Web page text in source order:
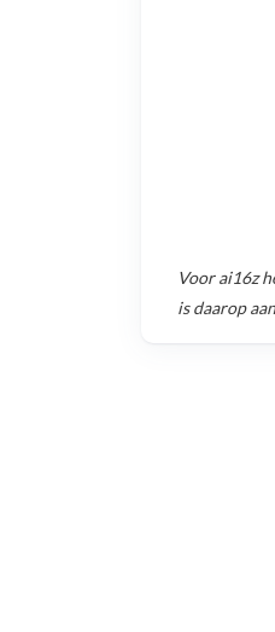
Voorai16z
is daarop